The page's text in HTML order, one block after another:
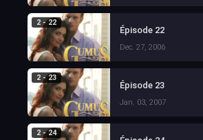
2 - 22
Épisode 22
Dec. 27, 2006
2 - 23
Épisode 23
Jan. 03, 2007
2 - 24